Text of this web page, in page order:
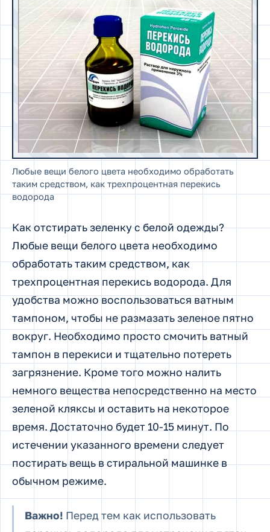
Любые вещи белого цвета необходимо обработать
таким средством, как трехпроцентная перекись
водорода
Как отстирать зеленку c белой одежды?
Любые вещи белого цвета необходимо
обработать таким средством, как
трехпроцентная перекись водорода. Для
удобства можно воспользоваться ватным
тампоном, чтобы не размазать зеленое пятно
вокруг. Необходимо просто смочить ватный
тампон в перекиси и тщательно потереть
загрязнение. Кроме того можно налить
немного вещества непосредственно на место
зеленой кляксы и оставить на некоторое
время. Достаточно будет 10-15 минут. По
истечении указанного времени следует
постирать вещь в стиральной машинке в
обычном режиме.
Важно! Перед тем как использовать